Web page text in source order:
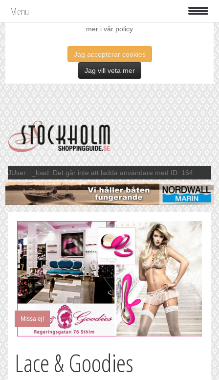
Vi använder oss av cookies för att förbättra din upplevelse. Läs
mer i vår policy
Jag accepterar cookies
Jag vill veta mer
Menu
JUser: :_load: Det går inte att ladda användare med ID: 164
Missa ej!
Lace & Goodies